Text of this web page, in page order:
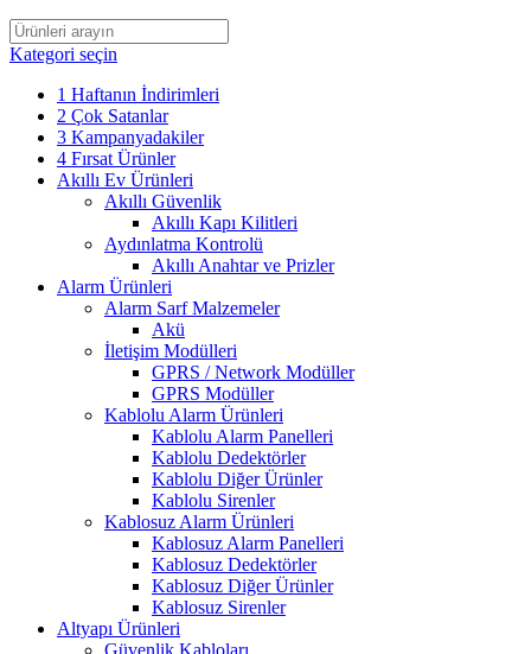
Kategori seçin
1 Haftanın İndirimleri
2 Çok Satanlar
3 Kampanyadakiler
4 Fırsat Ürünler
Akıllı Ev Ürünleri
Akıllı Güvenlik
Akıllı Kapı Kilitleri
Aydınlatma Kontrolü
Akıllı Anahtar ve Prizler
Alarm Ürünleri
Alarm Sarf Malzemeler
Akü
İletişim Modülleri
GPRS / Network Modüller
GPRS Modüller
Kablolu Alarm Ürünleri
Kablolu Alarm Panelleri
Kablolu Dedektörler
Kablolu Diğer Ürünler
Kablolu Sirenler
Kablosuz Alarm Ürünleri
Kablosuz Alarm Panelleri
Kablosuz Dedektörler
Kablosuz Diğer Ürünler
Kablosuz Sirenler
Altyapı Ürünleri
Güvenlik Kabloları